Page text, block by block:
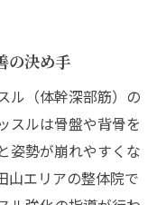
の決め手
ル（体幹深部筋）の
スルは骨盤や背骨を
姿勢が崩れやすくな
山エリアの整体院で